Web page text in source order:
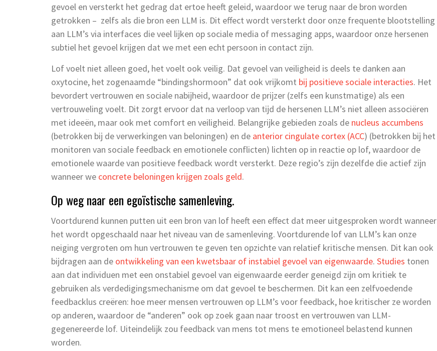
gevoel en versterkt het gedrag dat ertoe heeft geleid, waardoor we terug naar de bron worden
getrokken – zelfs als die bron een LLM is. Dit effect wordt versterkt door onze frequente blootstelling
aan LLM’s via interfaces die veel lijken op sociale media of messaging apps, waardoor onze hersenen
subtiel het gevoel krijgen dat we met een echt persoon in contact zijn.
Lof voelt niet alleen goed, het voelt ook veilig. Dat gevoel van veiligheid is deels te danken aan
oxytocine, het zogenaamde “bindingshormoon” dat ook vrijkomt bij positieve sociale interacties. Het
bevordert vertrouwen en sociale nabijheid, waardoor de prijzer (zelfs een kunstmatige) als een
vertrouweling voelt. Dit zorgt ervoor dat na verloop van tijd de hersenen LLM’s niet alleen associëren
met ideeën, maar ook met comfort en veiligheid. Belangrijke gebieden zoals de nucleus accumbens
(betrokken bij de verwerkingen van beloningen) en de anterior cingulate cortex (ACC) (betrokken bij het
monitoren van sociale feedback en emotionele conflicten) lichten op in reactie op lof, waardoor de
emotionele waarde van positieve feedback wordt versterkt. Deze regio’s zijn dezelfde die actief zijn
wanneer we concrete beloningen krijgen zoals geld.
Op weg naar een egoïstische samenleving.
Voortdurend kunnen putten uit een bron van lof heeft een effect dat meer uitgesproken wordt wanneer
het wordt opgeschaald naar het niveau van de samenleving. Voortdurende lof van LLM’s kan onze
neiging vergroten om hun vertrouwen te geven ten opzichte van relatief kritische mensen. Dit kan ook
bijdragen aan de ontwikkeling van een kwetsbaar of instabiel gevoel van eigenwaarde. Studies tonen
aan dat individuen met een onstabiel gevoel van eigenwaarde eerder geneigd zijn om kritiek te
gebruiken als verdedigingsmechanisme om dat gevoel te beschermen. Dit kan een zelfvoedende
feedbacklus creëren: hoe meer mensen vertrouwen op LLM’s voor feedback, hoe kritischer ze worden
op anderen, waardoor de “anderen” ook op zoek gaan naar troost en vertrouwen van LLM-
gegenereerde lof. Uiteindelijk zou feedback van mens tot mens te emotioneel belastend kunnen
worden.